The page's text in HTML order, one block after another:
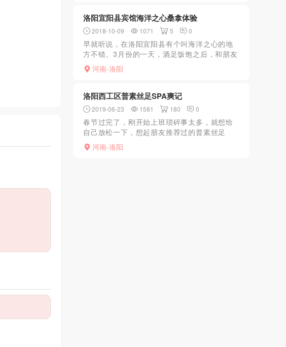
洛阳宜阳县宾馆海洋之心桑拿体验
2018-10-09 1071 5 0
早就听说，在洛阳宜阳县有个叫海洋之心的地
方不错。3月份的一天，酒足饭饱之后，和朋友
驱车前往。到达之后，简单到二楼冲洗之后，
被带到四楼，四楼感觉灯光比较昏暗，里边好
河南-洛阳
洛阳西工区普素丝足SPA爽记
2019-06-23 1581 180 0
春节过完了，刚开始上班琐碎事太多，就想给
自己放松一下，想起朋友推荐过的普素丝足
SPA就想去体验一下，联系前厅经理预约，开
车来到佳馨精品酒店楼下，停好车，直接电梯
河南-洛阳